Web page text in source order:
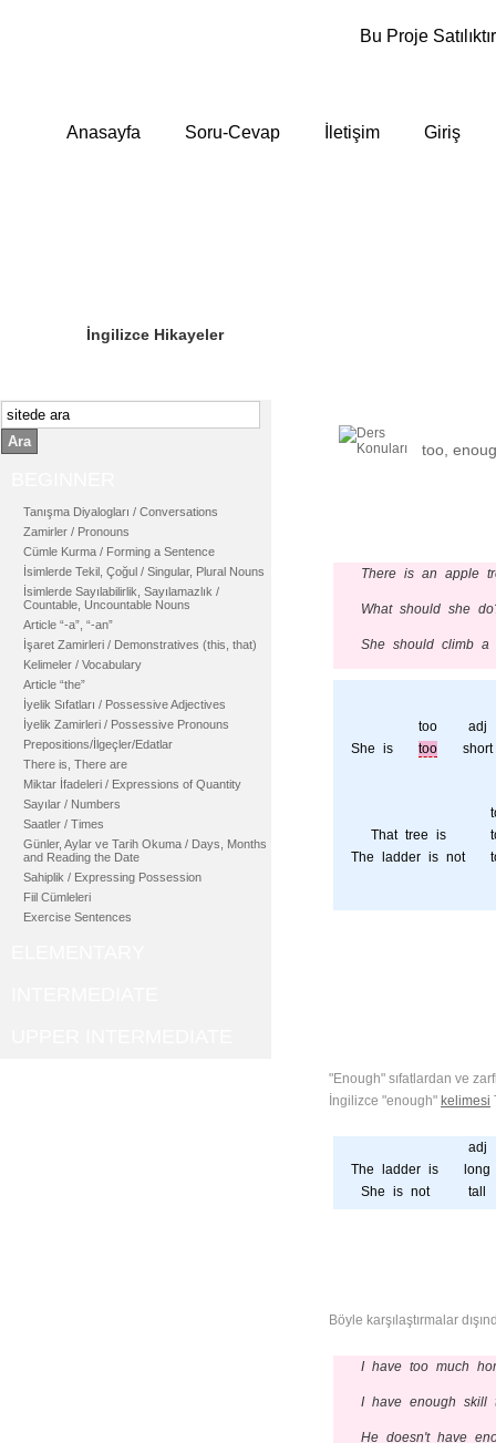
Bu Proje
Anasayfa Soru-Cevap İletişim Giriş
İngilizce Hikayeler
Ara
Tanışma Diyalogları / Conversations
Zamirler / Pronouns
Cümle Kurma / Forming a Sentence
İsimlerde Tekil, Çoğul / Singular, Plural Nouns
İsimlerde Sayılabilirlik, Sayılamazlık /
Countable, Uncountable Nouns
Article “-a”, “-an”
İşaret Zamirleri / Demonstratives (this, that)
Kelimeler / Vocabulary
Article “the”
İyelik Sıfatları / Possessive Adjectives
İyelik Zamirleri / Possessive Pronouns
Prepositions/İlgeçler/Edatlar
There is, There are
Miktar İfadeleri / Expressions of Quantity
Sayılar / Numbers
Saatler / Times
Günler, Aylar ve Tarih Okuma / Days, Months
and Reading the Date
Sahiplik / Expressing Possession
Fiil Cümleleri
Exercise Sentences
too,
There is an apple
What should she
She should climb a
too
adj
She is
too short
That tree is
The ladder is not
"Enough" sıfatlardan ve
İngilizce "enough" kelimesi
adj
The ladder is
long
She is not
tall
Böyle karşılaştırmalar
I have too much
I have enough skill
He doesn't have